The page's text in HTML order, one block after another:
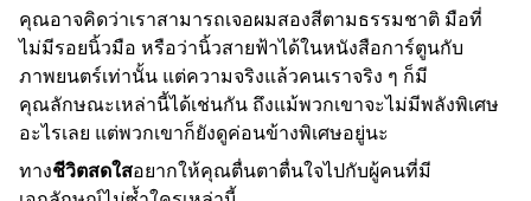
คุณอาจคิดว่าเราสามารถเจอผมสองสีตามธรรมชาติ มือที่
ไม่มีรอยนิ้วมือ หรือว่านิ้วสายฟ้าได้ในหนังสือการ์ตูนกับ
ภาพยนตร์เท่านั้น แต่ความจริงแล้วคนเราจริง ๆ ก็มี
คุณลักษณะเหล่านี้ได้เช่นกัน ถึงแม้พวกเขาจะไม่มีพลังพิเศษ
อะไรเลย แต่พวกเขาก็ยังดูค่อนข้างพิเศษอยู่นะ
ทางชีวิตสดใสอยากให้คุณตื่นตาตื่นใจไปกับผู้คนที่มี